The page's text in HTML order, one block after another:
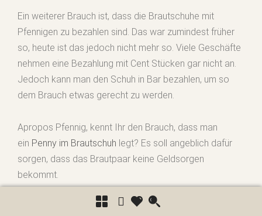
Ein weiterer Brauch ist, dass die Brautschuhe mit
Pfennigen zu bezahlen sind. Das war zumindest früher
so, heute ist das jedoch nicht mehr so. Viele Geschäfte
nehmen eine Bezahlung mit Cent Stücken gar nicht an.
Jedoch kann man den Schuh in Bar bezahlen, um so
dem Brauch etwas gerecht zu werden.
Apropos Pfennig, kennt Ihr den Brauch, dass man
ein Penny im Brautschuh legt? Es soll angeblich dafür
sorgen, dass das Brautpaar keine Geldsorgen
bekommt.